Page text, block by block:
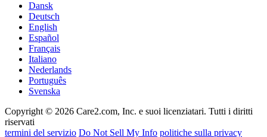
Dansk
Deutsch
English
Español
Français
Italiano
Nederlands
Português
Svenska
Copyright © 2026 Care2.com, Inc. e suoi licenziatari. Tutti i diritti
riservati
termini del servizio Do Not Sell My Info politiche sulla privacy